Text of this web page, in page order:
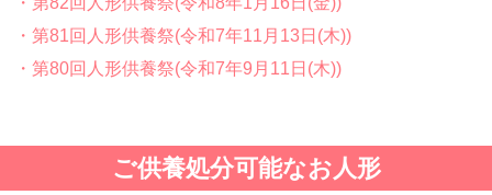
・第81回人形供養祭(令和7年11月13日(木))
・第80回人形供養祭(令和7年9月11日(木))
・第77回人形供養祭(令和7年4月15日(火))
ご供養処分可能なお人形